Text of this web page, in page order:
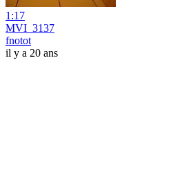
1:17
MVI_3137
fnotot
il y a 20 ans